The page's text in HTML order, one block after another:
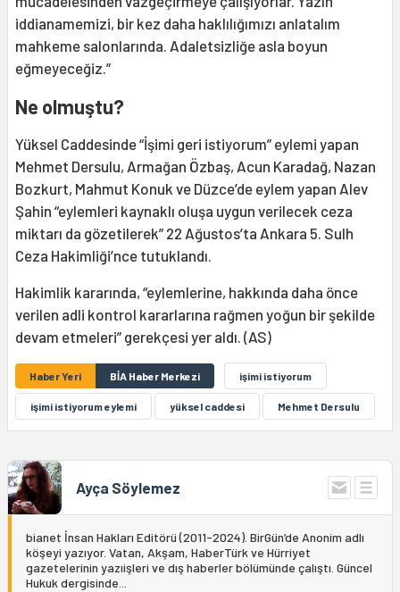
iddianamemizi, bir kez daha haklılığımızı anlatalım
mahkeme salonlarında. Adaletsizliğe asla boyun
eğmeyeceğiz.”
Ne olmuştu?
Yüksel Caddesinde “İşimi geri istiyorum” eylemi yapan
Mehmet Dersulu, Armağan Özbaş, Acun Karadağ, Nazan
Bozkurt, Mahmut Konuk ve Düzce’de eylem yapan Alev
Şahin “eylemleri kaynaklı oluşa uygun verilecek ceza
miktarı da gözetilerek” 22 Ağustos’ta Ankara 5. Sulh
Ceza Hakimliği’nce tutuklandı.
Hakimlik kararında, “eylemlerine, hakkında daha önce
verilen adli kontrol kararlarına rağmen yoğun bir şekilde
devam etmeleri” gerekçesi yer aldı. (AS)
Haber Yeri BİA Haber Merkezi işimi istiyorum
işimi istiyorum eylemi yüksel caddesi Mehmet Dersulu
Ayça Söylemez
bianet İnsan Hakları Editörü (2011-2024). BirGün’de Anonim adlı
köşeyi yazıyor. Vatan, Akşam, HaberTürk ve Hürriyet
gazetelerinin yazıişleri ve dış haberler bölümünde çalıştı. Güncel
Hukuk dergisinde...